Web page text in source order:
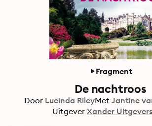
Fragment
De nachtroos
Door Lucinda RileyMet Jantine
Uitgever Xander